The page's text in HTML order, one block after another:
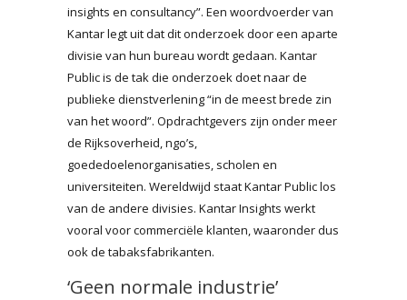
insights en consultancy”. Een woordvoerder van
Kantar legt uit dat dit onderzoek door een aparte
divisie van hun bureau wordt gedaan. Kantar
Public is de tak die onderzoek doet naar de
publieke dienstverlening “in de meest brede zin
van het woord”. Opdrachtgevers zijn onder meer
de Rijksoverheid, ngo’s,
goededoelenorganisaties, scholen en
universiteiten. Wereldwijd staat Kantar Public los
van de andere divisies. Kantar Insights werkt
vooral voor commerciële klanten, waaronder dus
ook de tabaksfabrikanten.
‘Geen normale industrie’